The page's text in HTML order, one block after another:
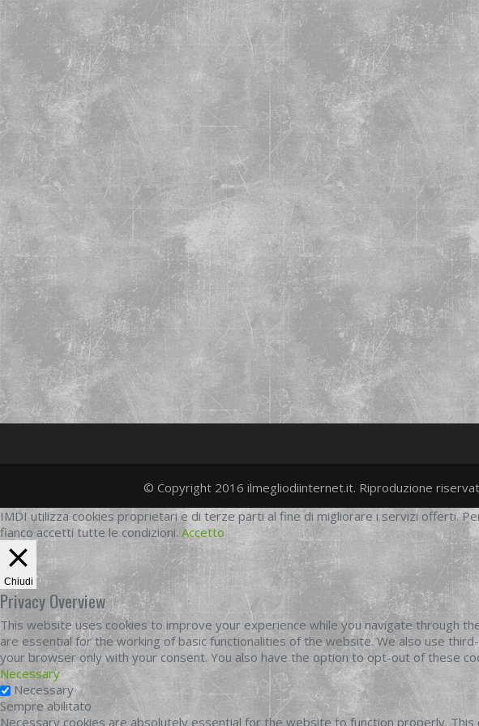
twitter
© Copyright 2016 ilmegliodiinternet.it. Riproduzione
IMDI utilizza cookies proprietari e di terze parti al fine di migliorare i servizi offerti.
fianco accetti tutte le condizioni. Accetto
Chiudi
Privacy Overview
This website uses cookies to improve your experience while you navigate through
are essential for the working of basic functionalities of the website. We also use
your browser only with your consent. You also have the option to opt-out of these
Necessary
Necessary
Sempre abilitato
Necessary cookies are absolutely essential for the website to function properly.